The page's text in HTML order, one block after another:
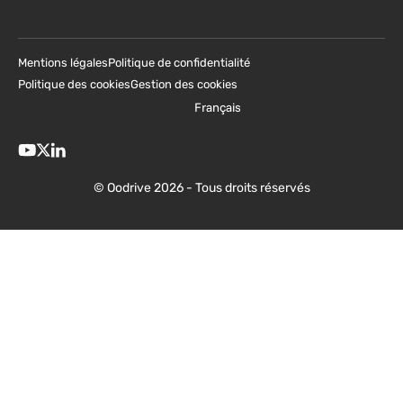
© Oodrive 2026 - Tous droits réservés
Mentions légalesPolitique de confidentialité
Politique des cookiesGestion des cookies
Français